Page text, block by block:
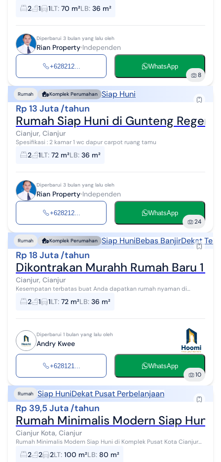
2 1 1LT: 70 m²LB: 36 m²
Diperbarui 3 bulan yang lalu oleh
Rian Property Independen
+628212... WhatsApp
8
Rumah Komplek Perumahan Siap Huni
Rp 13 Juta /tahun
Rumah Siap Huni di Gunteng
Cianjur, Cianjur
Spesifikasi : 2 kamar 1 wc dapur carpot ruang tamu
2 1LT: 72 m²LB: 36 m²
Diperbarui 3 bulan yang lalu oleh
Rian Property Independen
+628212... WhatsApp
24
Rumah Komplek Perumahan Siap HuniBebas BanjirDekat
Rp 18 Juta /tahun
Dikontrakan Murahh Rumah Baru 1
Cianjur, Cianjur
Kesempatan terbatas buat Anda dapatkan rumah nyaman di
Cianjur Asri Residence, Cianjur. Rumah ini menawarkan kelengkapan
fasilitas serta memiliki ...
2 1 1LT: 72 m²LB: 36 m²
Diperbarui 1 bulan yang lalu oleh
Andry Kwee
+628121... WhatsApp
10
Rumah Siap HuniDekat Pusat Perbelanjaan
Rp 39,5 Juta /tahun
Rumah Minimalis Modern Siap Huni
Cianjur Kota, Cianjur
Rumah Minimalis Modern Siap Huni di Komplek Pusat Kota Cianjur
Spesifikasi Properti : · Luas Tanah : 100 m2 · Luas Bangunan : 80 m2 ·
Kamar Ti...
2 2 2LT: 100 m²LB: 80 m²